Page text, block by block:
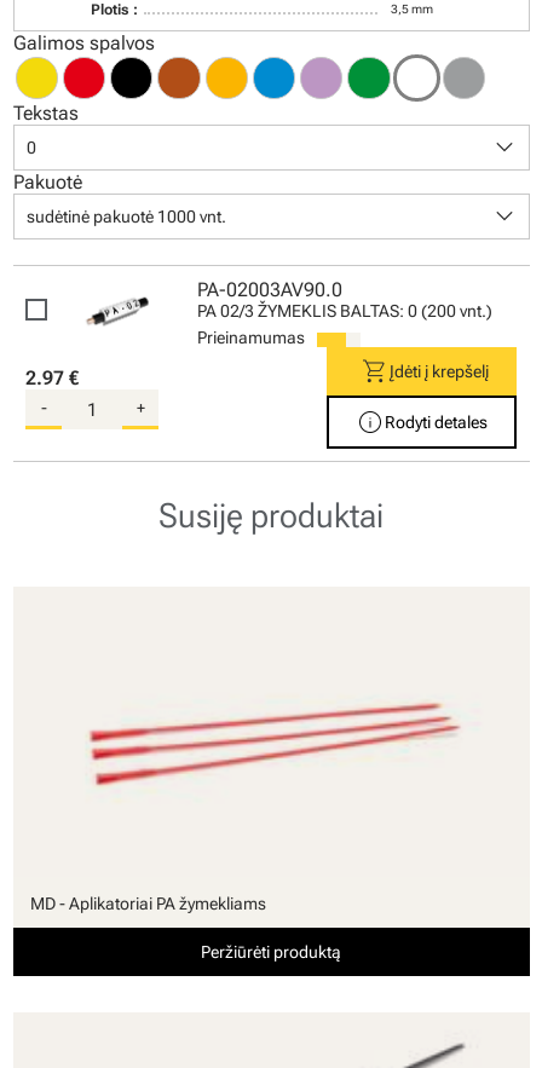
Plotis : 3,5 mm
Galimos spalvos
Tekstas
0 keyboard_arrow_down
Pakuotė
sudėtinė pakuotė 1000 vnt. keyboard_arrow_down
PA-02003AV90.0
PA 02/3 ŽYMEKLIS BALTAS: 0 (200 vnt.)
Prieinamumas
2.97 €
- +
shopping_cartĮdėti į krepšelį
info Rodyti detales
Susiję produktai
MD - Aplikatoriai PA žymekliams
Peržiūrėti produktą